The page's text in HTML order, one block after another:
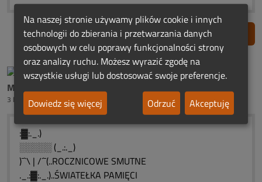
Zgłoś nadużycie
Mama Bartoszka Ciszek
3 lata temu
:▓:._.)
░░░░░ (_.:._)
)¯`\ | /´¯(..ROCZNICOWE SMUTNE
._.:▓:._.)..ŚWIATEŁKA PAMIĘCI
Na naszej stronie używamy plików cookie i innych
technologii do zbierania i przetwarzania danych
osobowych w celu poprawy funkcjonalności strony
oraz analizy ruchu. Możesz wyrazić zgodę na
wszystkie usługi lub dostosować swoje preferencje.
Dowiedz się więcej
Odrzuć Akceptuję